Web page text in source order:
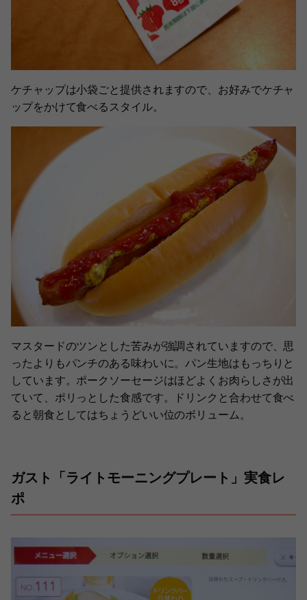
ケチャップは小袋ごと提供されますので、お好みでケチャ
ップをかけて食べるスタイル。
マスタードのツンとした苦みが強調されていますので、思
ったよりもパンチのある味わいに。パン生地はもっちりと
しています。ポークソーセージはほどよくお肉らしさが出
ていて、ポリっとした食感です。ドリンクと合わせて食べ
ると朝食としてはちょうどいい位のボリューム。
ガスト「ライトモーニングプレート」実食レ
ポ